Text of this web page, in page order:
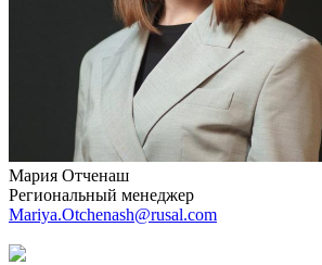
Мария Отченаш
Региональный менеджер
Mariya.Otchenash@rusal.com